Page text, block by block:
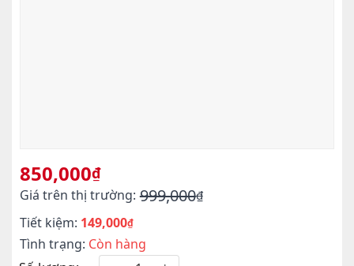
999,000₫
gốc
là:
999,000₫.
850,000₫
hiện
tại
là:
Giá trên thị trường:
Tiết kiệm: 149,000₫
Tình trạng: Còn hàng